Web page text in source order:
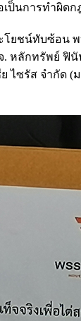
เป็นการทำผิด
ยชน์ทับซ้อน
หลักทรัพย์ ฟิ
ไซรัส จำกัด